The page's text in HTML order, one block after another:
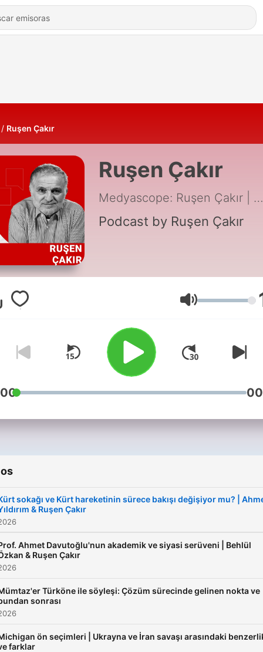
Ruşen Çakır
Ruşen Çakır
Medyascope: Ruşen Çakır | Poddict
Podcast by Ruşen Çakır
Volumen
sokağı ve Kürt hareketinin sürece bakışı değişiyor mu? |
& Ruşen Çakır
Ahmet Davutoğlu'nun akademik ve siyasi serüveni | Behlül
& Ruşen Çakır
Türköne ile söyleşi: Çözüm sürecinde gelinen nokta ve
sonrası
ön seçimleri | Ukrayna ve İran savaşı arasındaki
farklar